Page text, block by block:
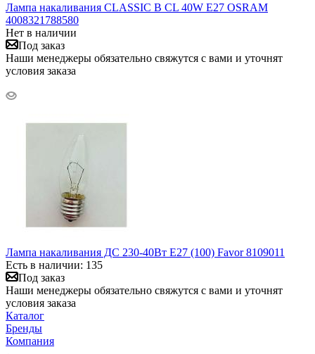
Лампа накаливания CLASSIC B CL 40W E27 OSRAM
4008321788580
Нет в наличии
Под заказ
Наши менеджеры обязательно свяжутся с вами и уточнят
условия заказа
Лампа накаливания ДС 230-40Вт E27 (100) Favor 8109011
Есть в наличии: 135
Под заказ
Наши менеджеры обязательно свяжутся с вами и уточнят
условия заказа
Каталог
Бренды
Компания